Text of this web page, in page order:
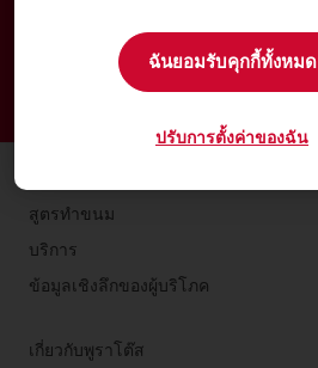
ฉันยอมรับคุกกี้ทั้งหมด
ปรับการตั้งค่าของฉัน
จัดส่งตั้งแต่วันจันทร์ถึงวันศุกร์
สูตรทำขนม
บริการ
ข้อมูลเชิงลึกของผู้บริโภค
เกี่ยวกับพูราโต๊ส